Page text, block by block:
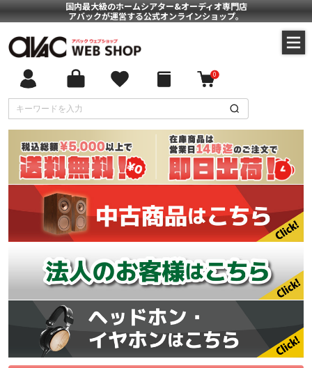
国内最大級のホームシアター&オーディオ専門店
アバックが運営する公式オンラインショップ。
0